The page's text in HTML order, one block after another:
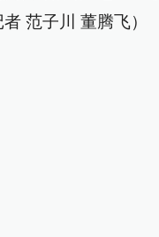
范子川 董腾飞）